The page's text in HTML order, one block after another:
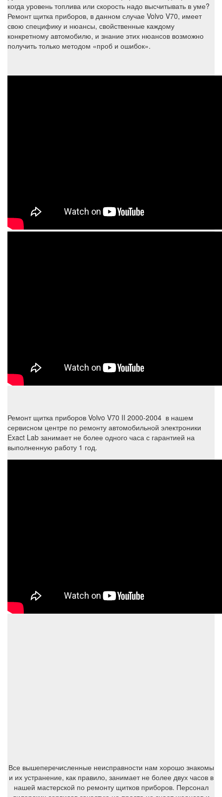
когда уровень топлива или скорость надо высчитывать в уме?
Ремонт щитка приборов, в данном случае Volvo V70, имеет
свою специфику и нюансы, свойственные каждому
конкретному автомобилю, и знание этих нюансов возможно
получить только методом «проб и ошибок».
Ремонт щитка приборов Volvo V70 II 2000-2004 в нашем
сервисном центре по ремонту автомобильной электроники
Exact Lab занимает не более одного часа с гарантией на
выполненную работу 1 год.
Все вышеперечисленные неисправности нам хорошо знакомы
и их устранение, как правило, занимает не более двух часов в
нашей мастерской по ремонту щитков приборов. Персонал